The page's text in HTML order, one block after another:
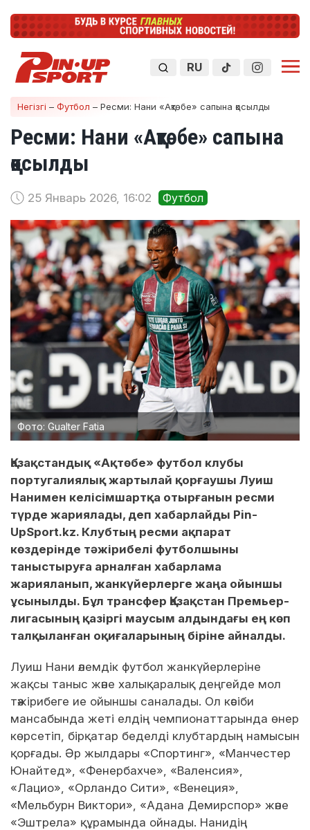
RU
Негізгі – Футбол – Ресми: Нани «Ақтөбе» сапына қосылды
Ресми: Нани «Ақтөбе» сапына
қосылды
25 Январь 2026, 16:02 Футбол
Фото: Gualter Fatia
Қазақстандық «Ақтөбе» футбол клубы
португалиялық жартылай қорғаушы Луиш
Нанимен келісімшартқа отырғанын ресми
түрде жариялады, деп хабарлайды Pin-
UpSport.kz. Клубтың ресми ақпарат
көздерінде тәжірибелі футболшыны
таныстыруға арналған хабарлама
жарияланып, жанкүйерлерге жаңа ойыншы
ұсынылды. Бұл трансфер Қазақстан Премьер-
лигасының қазіргі маусым алдындағы ең көп
талқыланған оқиғаларының біріне айналды.
Луиш Нани әлемдік футбол жанкүйерлеріне
жақсы таныс және халықаралық деңгейде мол
тәжірибеге ие ойыншы саналады. Ол кәсіби
мансабында жеті елдің чемпионаттарында өнер
көрсетіп, бірқатар беделді клубтардың намысын
қорғады. Әр жылдары «Спортинг», «Манчестер
Юнайтед», «Фенербахче», «Валенсия»,
«Лацио», «Орландо Сити», «Венеция»,
«Мельбурн Виктори», «Адана Демирспор» және
«Эштрела» құрамында ойнады. Нанидің